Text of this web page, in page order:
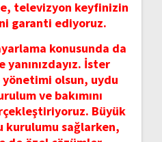
televizyon keyfinizin
garanti ediyoruz.
konusunda da
İster
olsun, uydu
ve bakımını
Büyük
sağlarken,